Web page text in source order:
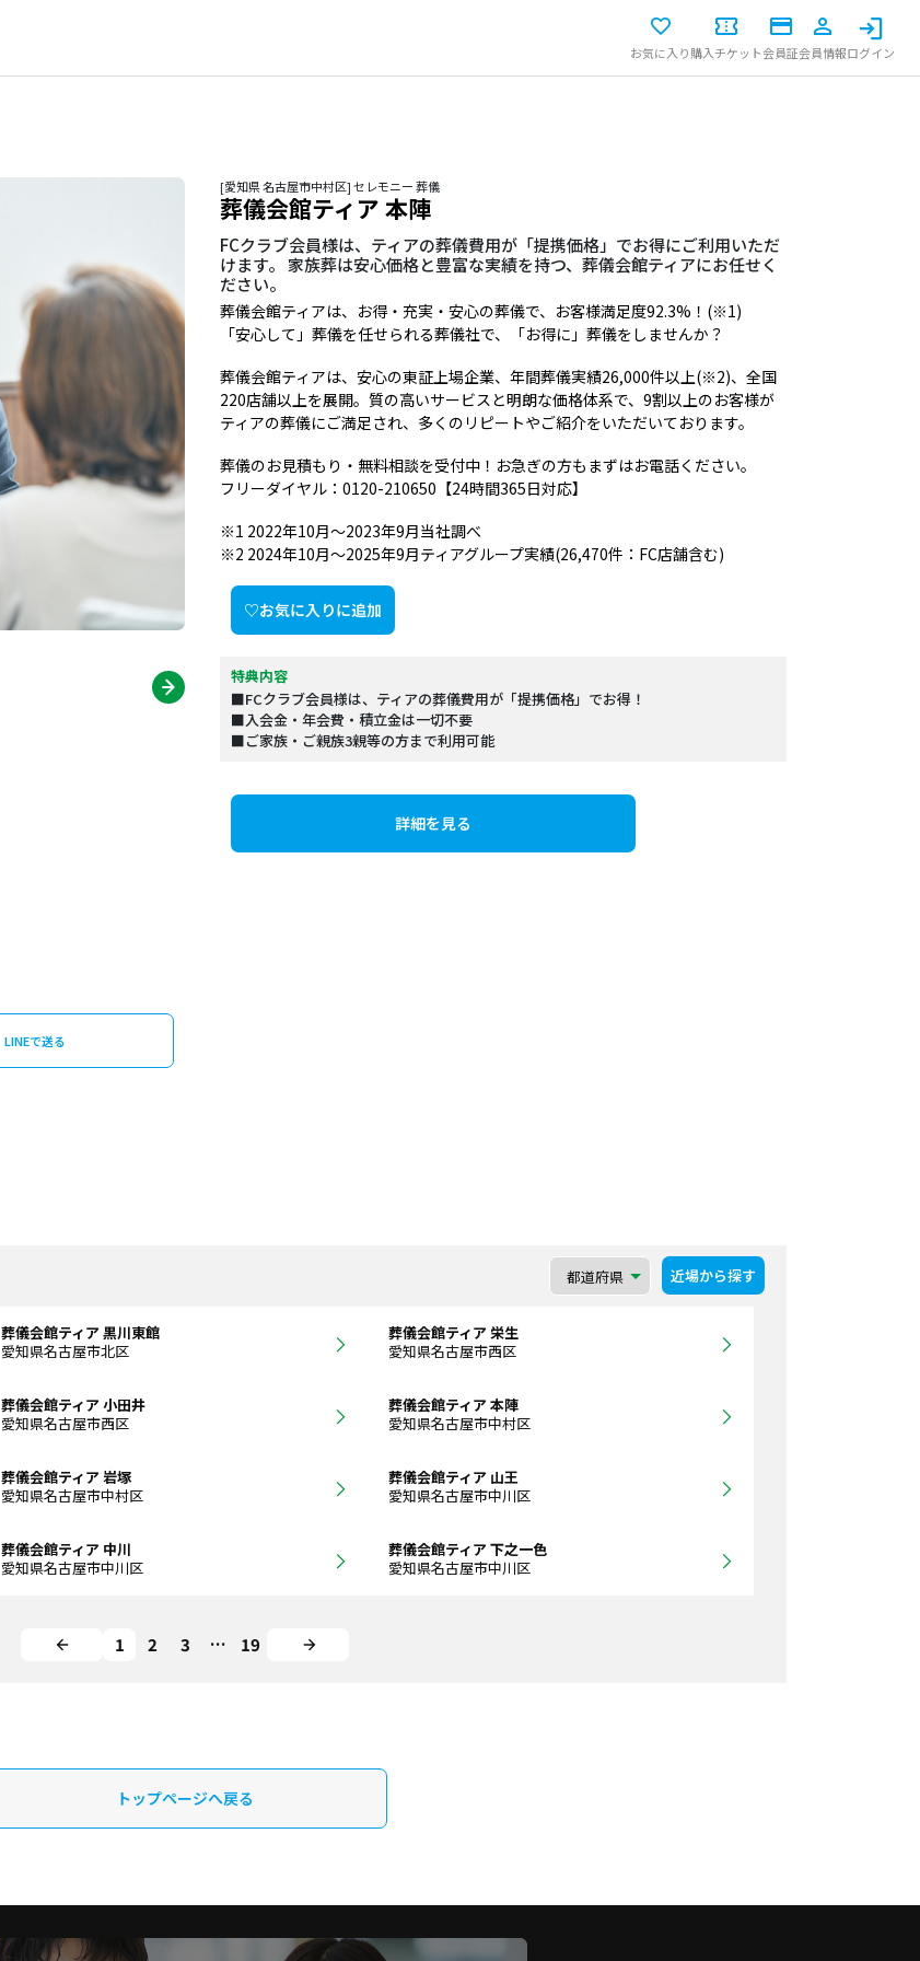
お気に入り購入チケット会員証会員情報ログイン
[愛知県 名古屋市中村区] セレモニー 葬儀
葬儀会館ティア 本陣
FCクラブ会員様は、ティアの葬儀費用が「提携価格」でお得にご利用いただ
けます。 家族葬は安心価格と豊富な実績を持つ、葬儀会館ティアにお任せく
ださい。
葬儀会館ティアは、お得・充実・安心の葬儀で、お客様満足度92.3%！(※1)
「安心して」葬儀を任せられる葬儀社で、「お得に」葬儀をしませんか？
葬儀会館ティアは、安心の東証上場企業、年間葬儀実績26,000件以上(※2)、全国
220店舗以上を展開。質の高いサービスと明朗な価格体系で、9割以上のお客様が
ティアの葬儀にご満足され、多くのリピートやご紹介をいただいております。
葬儀のお見積もり・無料相談を受付中！お急ぎの方もまずはお電話ください。
フリーダイヤル：0120-210650【24時間365日対応】
※1 2022年10月～2023年9月当社調べ
※2 2024年10月～2025年9月ティアグループ実績(26,470件：FC店舗含む)
♡お気に入りに追加
特典内容
■FCクラブ会員様は、ティアの葬儀費用が「提携価格」でお得！
■入会金・年会費・積立金は一切不要
■ご家族・ご親族3親等の方まで利用可能
詳細を見る
LINEで送る
近場から探す
葬儀会館ティア 黒川東館
愛知県名古屋市北区
葬儀会館ティア 栄生
愛知県名古屋市西区
葬儀会館ティア 小田井
愛知県名古屋市西区
葬儀会館ティア 本陣
愛知県名古屋市中村区
葬儀会館ティア 岩塚
愛知県名古屋市中村区
葬儀会館ティア 山王
愛知県名古屋市中川区
葬儀会館ティア 中川
愛知県名古屋市中川区
葬儀会館ティア 下之一色
愛知県名古屋市中川区
1 2 3 … 19
トップページへ戻る